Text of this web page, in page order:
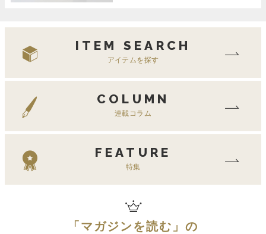
ITEM SEARCH
アイテムを探す
COLUMN
連載コラム
FEATURE
特集
「 マガジンを読む 」の